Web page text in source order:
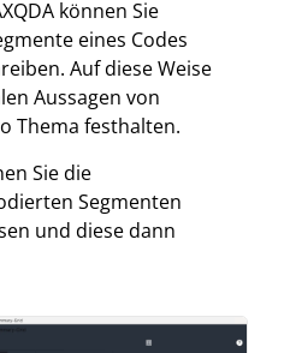
können Sie
eines Codes
Auf diese Weise
Aussagen von
Thema festhalten.
Sie die
Segmenten
und diese dann